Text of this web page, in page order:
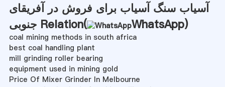
آسیاب سنگ آسیاب برای فروش در آفریقای
جنوبی Relation(
WhatsApp)
coal mining methods in south africa
best coal handling plant
mill grinding roller bearing
equipment used in mining gold
Price Of Mixer Grinder In Melbourne